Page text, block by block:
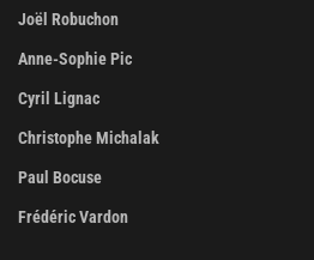
Joël Robuchon
Anne-Sophie Pic
Cyril Lignac
Christophe Michalak
Paul Bocuse
Frédéric Vardon